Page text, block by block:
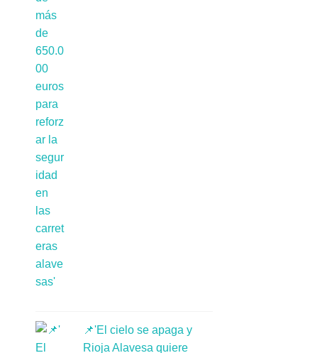
📌'El cielo se apaga y
Rioja Alavesa quiere